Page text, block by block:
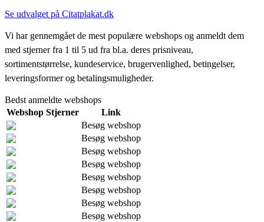
Se udvalget på Citatplakat.dk
Vi har gennemgået de mest populære webshops og anmeldt dem
med stjerner fra 1 til 5 ud fra bl.a. deres prisniveau,
sortimentstørrelse, kundeservice, brugervenlighed, betingelser,
leveringsformer og betalingsmuligheder.
Bedst anmeldte webshops
Webshop Stjerner
Link
Besøg webshop
Besøg webshop
Besøg webshop
Besøg webshop
Besøg webshop
Besøg webshop
Besøg webshop
Besøg webshop